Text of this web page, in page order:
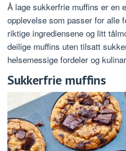
Å lage sukkerfrie muffins er en
opplevelse som passer for alle
riktige ingrediensene og litt
deilige muffins uten tilsatt
helsemessige fordeler og
Sukkerfrie muffins